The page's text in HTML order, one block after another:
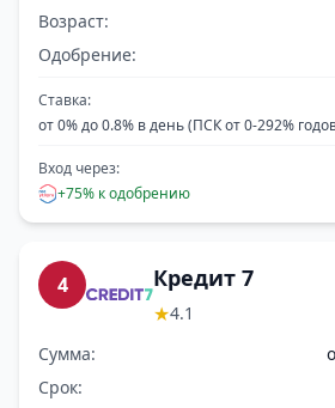
Возраст:
Одобрение:
Ставка:
от 0% до 0.8% в день (ПСК от 0-292%
Вход через:
+75% к одобрению
4 Кредит 7
★4.1
Сумма:
Срок: